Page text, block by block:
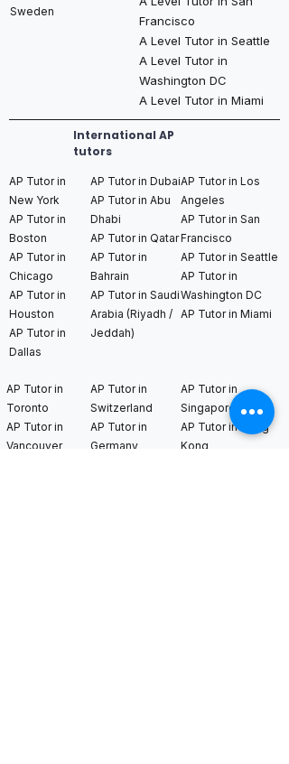
Sweden
Francisco
A Level Tutor in Seattle
A Level Tutor in
Washington DC
A Level Tutor in Miami
International AP
tutors
AP Tutor in
New York
AP Tutor in
Boston
AP Tutor in
Chicago
AP Tutor in
Houston
AP Tutor in
Dallas
AP Tutor in Dubai
AP Tutor in Abu
Dhabi
AP Tutor in Qatar
AP Tutor in
Bahrain
AP Tutor in Saudi
Arabia (Riyadh /
Jeddah)
AP Tutor in Los
Angeles
AP Tutor in San
Francisco
AP Tutor in Seattle
AP Tutor in
Washington DC
AP Tutor in Miami
AP Tutor in
Toronto
AP Tutor in
Vancouver
AP Tutor in
Switzerland
AP Tutor in
Germany
AP Tutor in
Singapore
AP Tutor in Hong
Kong